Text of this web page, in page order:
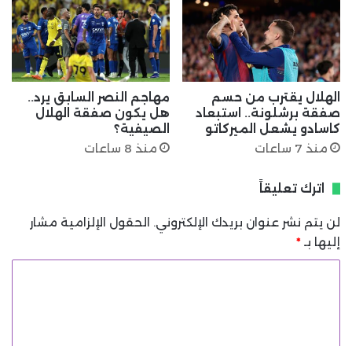
الهلال يقترب من حسم
صفقة برشلونة.. استبعاد
كاسادو يشعل الميركاتو
منذ 7 ساعات
مهاجم النصر السابق يرد..
هل يكون صفقة الهلال
الصيفية؟
منذ 8 ساعات
اترك تعليقاً
لن يتم نشر عنوان بريدك الإلكتروني. الحقول الإلزامية مشار
إليها بـ *